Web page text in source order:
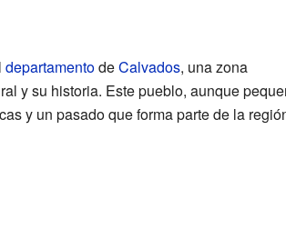
departamentodeCalvados, una zona
y su historia. Este pueblo, aunque
y un pasado que forma parte de la